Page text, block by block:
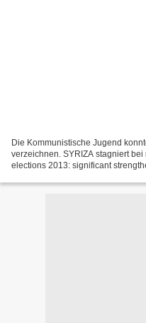
Die Kommunistische Jugend
verzeichnen. SYRIZA stagniert
elections 2013: significant